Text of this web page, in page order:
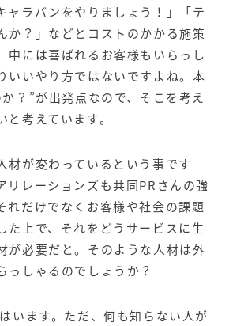
ャラバンをやりましょう！」「テ
か？」などとコストのかかる施策
中には喜ばれるお客様もいらっし
いいやり方ではないですよね。本
？”が出発点なので、そこを考え
考えています。
材が変わっているという事です
リレーションズも共同PRさんの強
れだけでなくお客様や社会の課題
た上で、それをどうサービスに生
が必要だと。そのような人材は外
っしゃるのでしょうか？
います。ただ、何も知らない人が